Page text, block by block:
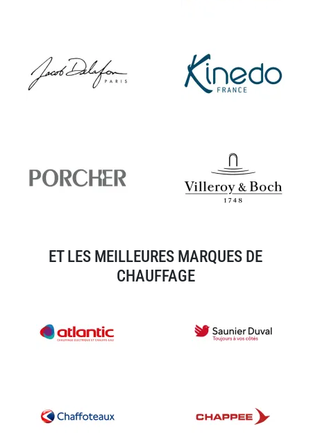
ET LES MEILLEURES MARQUES DE
CHAUFFAGE